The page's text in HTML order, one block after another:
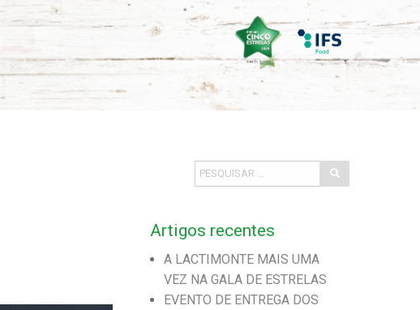
Artigos recentes
A LACTIMONTE MAIS UMA
VEZ NA GALA DE ESTRELAS
EVENTO DE ENTREGA DOS